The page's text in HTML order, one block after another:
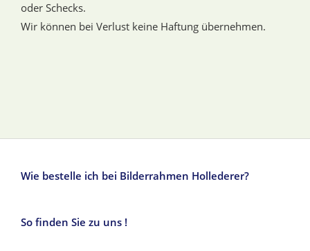
oder Schecks.
Wir können bei Verlust keine Haftung übernehmen.
Wie bestelle ich bei Bilderrahmen Hollederer?
So finden Sie zu uns !